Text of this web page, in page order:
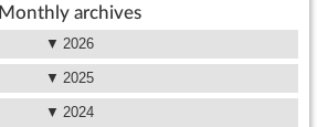
Monthly archives
2026
2025
2024